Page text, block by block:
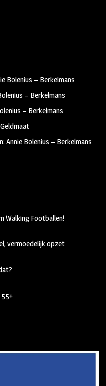
Bolenius – Berkelmans
– Berkelmans
– Berkelmans
Annie Bolenius – Berkelmans
Walking Footballen!
vermoedelijk opzet
55+